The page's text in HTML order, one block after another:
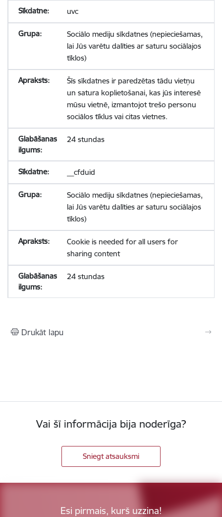
uvc
Sociālo mediju sīkdatnes (nepieciešamas,
lai Jūs varētu dalīties ar saturu sociālajos
tīklos)
Šīs sīkdatnes ir paredzētas tādu vietņu
un satura koplietošanai, kas jūs interesē
mūsu vietnē, izmantojot trešo personu
sociālos tīklus vai citas vietnes.
24 stundas
__cfduid
Sociālo mediju sīkdatnes (nepieciešamas,
lai Jūs varētu dalīties ar saturu sociālajos
tīklos)
Cookie is needed for all users for
sharing content
24 stundas
Drukāt lapu
Vai šī informācija bija noderīga?
Sniegt atsauksmi
Esi pirmais, kurš uzzina!